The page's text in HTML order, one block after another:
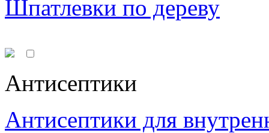
Шпатлевки по дереву
Антисептики
Антисептики для